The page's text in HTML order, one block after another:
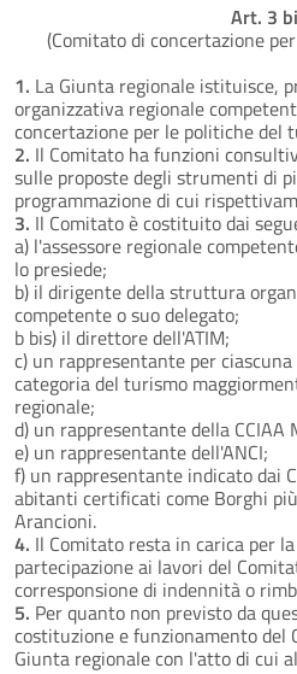
Art. 3
(Comitato di concertazione
1. La Giunta regionale istituisce,
organizzativa regionale
concertazione per le politiche del
2. Il Comitato ha funzioni
sulle proposte degli strumenti di
programmazione di cui
3. Il Comitato è costituito dai
a) l'assessore regionale
lo presiede;
b) il dirigente della struttura
competente o suo delegato;
b bis) il direttore dell'ATIM;
c) un rappresentante per
categoria del turismo
regionale;
d) un rappresentante della CCIAA
e) un rappresentante dell'ANCI;
f) un rappresentante indicato dai
abitanti certificati come Borghi
Arancioni.
4. Il Comitato resta in carica per
partecipazione ai lavori del
corresponsione di indennità o
5. Per quanto non previsto da
costituzione e funzionamento del
Giunta regionale con l'atto di cui